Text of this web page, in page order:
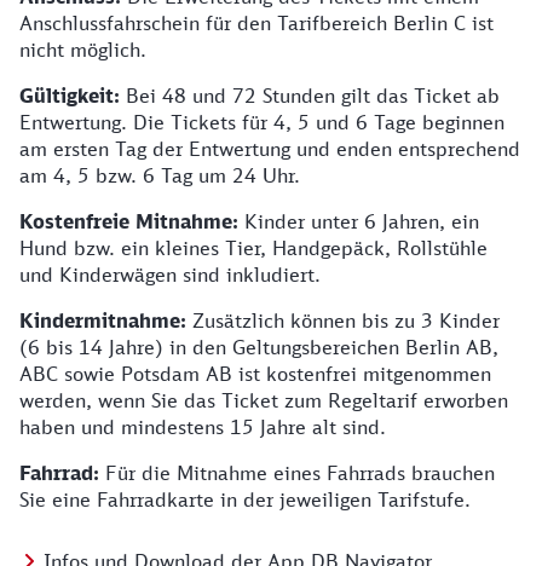
Anschlussfahrschein für den Tarifbereich Berlin C ist
nicht möglich.
Gültigkeit: Bei 48 und 72 Stunden gilt das Ticket ab
Entwertung. Die Tickets für 4, 5 und 6 Tage beginnen
am ersten Tag der Entwertung und enden entsprechend
am 4, 5 bzw. 6 Tag um 24 Uhr.
Kostenfreie Mitnahme: Kinder unter 6 Jahren, ein
Hund bzw. ein kleines Tier, Handgepäck, Rollstühle
und Kinderwägen sind inkludiert.
Kindermitnahme: Zusätzlich können bis zu 3 Kinder
(6 bis 14 Jahre) in den Geltungsbereichen Berlin AB,
ABC sowie Potsdam AB ist kostenfrei mitgenommen
werden, wenn Sie das Ticket zum Regeltarif erworben
haben und mindestens 15 Jahre alt sind.
Fahrrad: Für die Mitnahme eines Fahrrads brauchen
Sie eine Fahrradkarte in der jeweiligen Tarifstufe.
Infos und Download der App DB Navigator